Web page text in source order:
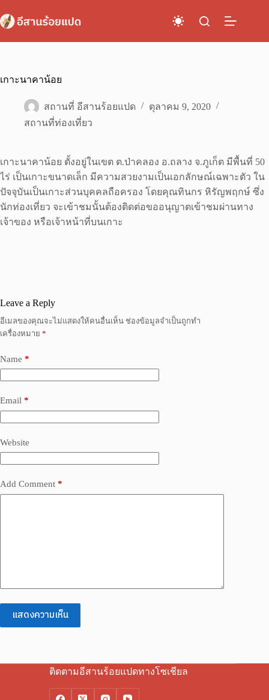
to
content
เกาะนาคาน้อย
สถานที่ อีสานร้อยแปด
ตุลาคม 9, 2020
สถานที่ท่องเที่ยว
เกาะนาคาน้อย ตั้งอยู่ในเขต ต.ป่าคลอง อ.ถลาง จ.ภูเก็ต มีพื้นที่ 50
ไร่ เป็นเกาะขนาดเล็ก มีความสวยงามเป็นเอกลักษณ์เฉพาะตัว ใน
ปัจจุบันเป็นเกาะส่วนบุคคลถือครอง โดยคุณทินกร หิรัญพฤกษ์ ซึ่ง
นักท่องเที่ยว จะเข้าชมนั้นต้องติดต่อขออนุญาตเข้าชมผ่านทาง
เจ้าของ หรือเจ้าหน้าที่บนเกาะ
Leave a Reply
อีเมลของคุณจะไม่แสดงให้คนอื่นเห็น ช่องข้อมูลจำเป็นถูกทำ
เครื่องหมาย *
Name *
Email *
Website
Add Comment *
แสดงความเห็น
ติดตามอีสานร้อยแปดทางโซเชียล